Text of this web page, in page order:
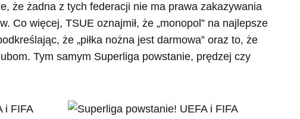
że żadna z tych federacji nie ma prawa zakazywania
Co więcej, TSUE oznajmił, że „monopol” na najlepsze
że „piłka nożna jest darmowa” oraz to, że
Tym samym Superliga powstanie, prędzej czy